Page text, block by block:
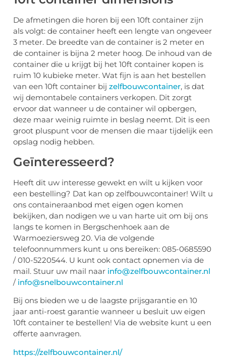
De afmetingen die horen bij een 10ft container zijn
als volgt: de container heeft een lengte van ongeveer
3 meter. De breedte van de container is 2 meter en
de container is bijna 2 meter hoog. De inhoud van de
container die u krijgt bij het 10ft container kopen is
ruim 10 kubieke meter. Wat fijn is aan het bestellen
van een 10ft container bij zelfbouwcontainer, is dat
wij demontabele containers verkopen. Dit zorgt
ervoor dat wanneer u de container wil opbergen,
deze maar weinig ruimte in beslag neemt. Dit is een
groot pluspunt voor de mensen die maar tijdelijk een
opslag nodig hebben.
Geïnteresseerd?
Heeft dit uw interesse gewekt en wilt u kijken voor
een bestelling? Dat kan op zelfbouwcontainer! Wilt u
ons containeraanbod met eigen ogen komen
bekijken, dan nodigen we u van harte uit om bij ons
langs te komen in Bergschenhoek aan de
Warmoeziersweg 20. Via de volgende
telefoonnummers kunt u ons bereiken: 085-0685590
/ 010-5220544. U kunt ook contact opnemen via de
mail. Stuur uw mail naar info@zelfbouwcontainer.nl
/ info@snelbouwcontainer.nl
Bij ons bieden we u de laagste prijsgarantie en 10
jaar anti-roest garantie wanneer u besluit uw eigen
10ft container te bestellen! Via de website kunt u een
offerte aanvragen.
https://zelfbouwcontainer.nl/